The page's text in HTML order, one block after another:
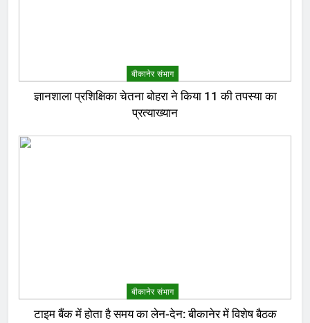
बीकानेर संभाग
ज्ञानशाला प्रशिक्षिका चेतना बोहरा ने किया 11 की तपस्या का
प्रत्याख्यान
बीकानेर संभाग
टाइम बैंक में होता है समय का लेन-देन: बीकानेर में विशेष बैठक